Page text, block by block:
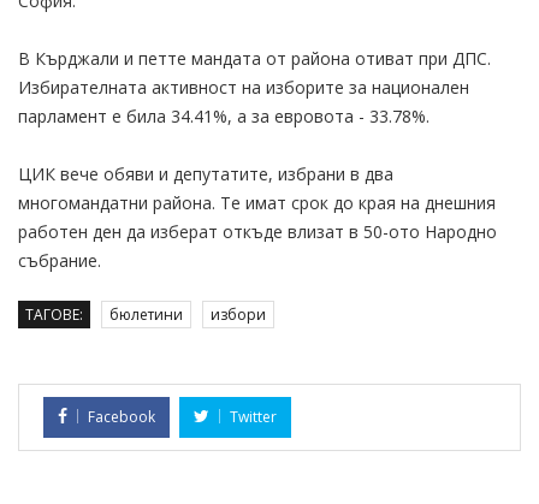
В Кърджали и петте мандата от района отиват при ДПС.
Избирателната активност на изборите за национален
парламент е била 34.41%, а за евровота - 33.78%.
ЦИК вече обяви и депутатите, избрани в два
многомандатни района. Те имат срок до края на днешния
работен ден да изберат откъде влизат в 50-ото Народно
събрание.
ТАГОВЕ: бюлетини избори
Facebook Twitter